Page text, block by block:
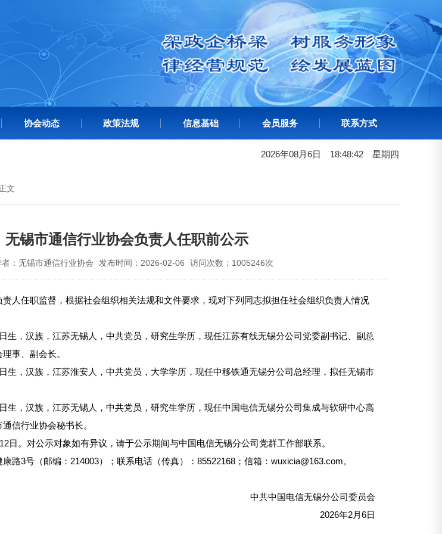
协会动态 政策法规 信息基础 会员服务 联系方式
2026年08月6日 18:48:43 星期四
文
无锡市通信行业协会负责人任职前公示
：无锡市通信行业协会 发布时间：2026-02-06 访问次数：1005246次
人任职监督，根据社会组织相关法规和文件要求，现对下列同志拟担任社会组织负责人情况
生，汉族，江苏无锡人，中共党员，研究生学历，现任江苏有线无锡分公司党委副书记、副总
事、副会长。
生，汉族，江苏淮安人，中共党员，大学学历，现任中移铁通无锡分公司总经理，拟任无锡市
生，汉族，江苏无锡人，中共党员，研究生学历，现任中国电信无锡分公司集成与软研中心高
信行业协会秘书长。
日。对公示对象如有异议，请于公示期间与中国电信无锡分公司党群工作部联系。
路3号（邮编：214003）；联系电话（传真）：85522168；信箱：wuxicia@163.com。
中共中国电信无锡分公司委员会
2026年2月6日